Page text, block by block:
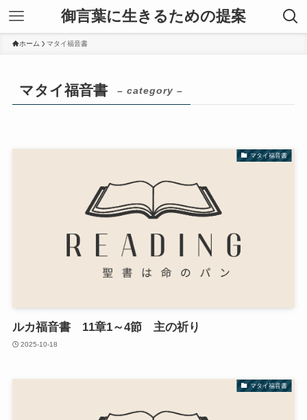
御言葉に生きるための提案
ホーム マタイ福音書
マタイ福音書 – category –
マタイ福音書
ルカ福音書 11章1～4節 主の祈り
2025-10-18
マタイ福音書